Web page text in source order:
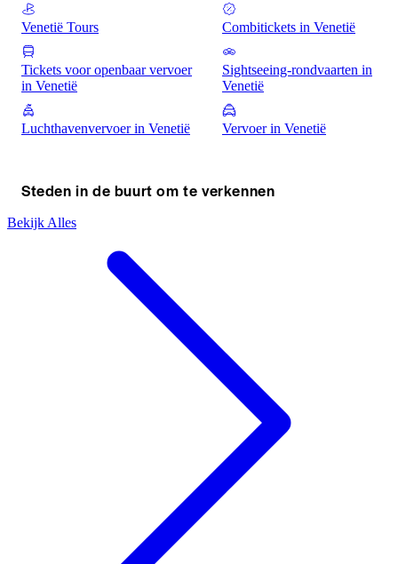
Venetië Tours Combitickets in Venetië
Tickets voor openbaar vervoer
in Venetië
Sightseeing-rondvaarten in
Venetië
Luchthavenvervoer in Venetië Vervoer in Venetië
Steden in de buurt om te verkennen
Bekijk Alles